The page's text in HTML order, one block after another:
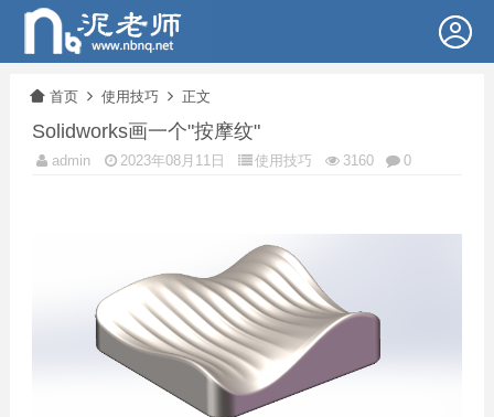
首页 使用技巧 正文
Solidworks画一个"按摩纹"
admin 2023年08月11日 使用技巧 3160 0